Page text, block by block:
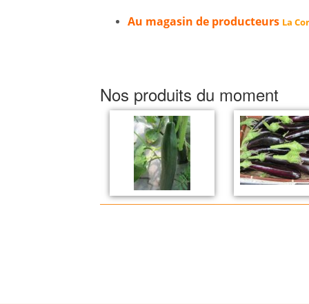
Au magasin de producteurs La
Nos produits du moment